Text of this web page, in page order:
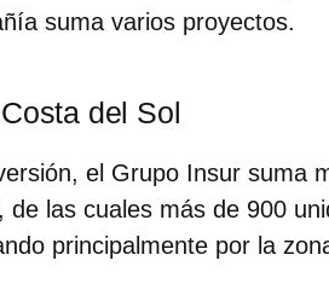
suma varios proyectos.
del Sol
el Grupo Insur suma
, de las cuales más de 900
principalmente por la